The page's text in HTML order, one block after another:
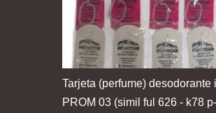
Tarjeta (perfume)
PROM 03 (simil ful 626 - k78